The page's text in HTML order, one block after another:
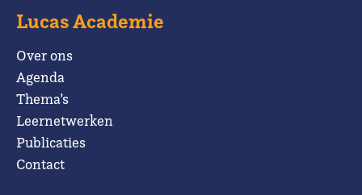
Lucas Academie
Over ons
Agenda
Thema’s
Leernetwerken
Publicaties
Contact